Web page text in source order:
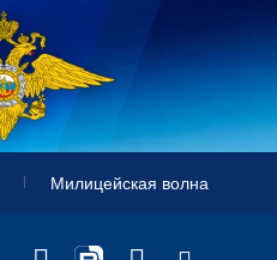
Милицейская волна